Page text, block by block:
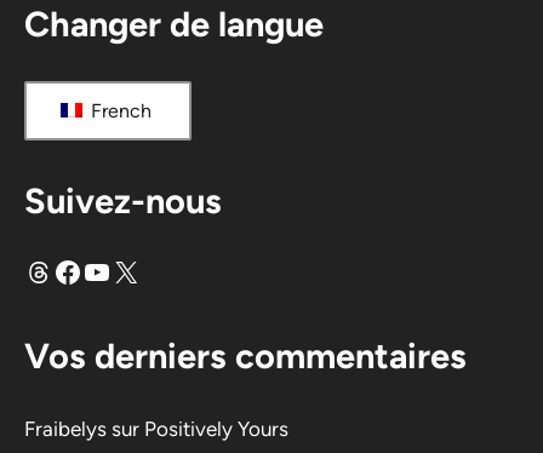
Changer de langue
French
Suivez-nous
FilsFacebook
YouTube
X
Vos derniers commentaires
Fraibelys sur Positively Yours